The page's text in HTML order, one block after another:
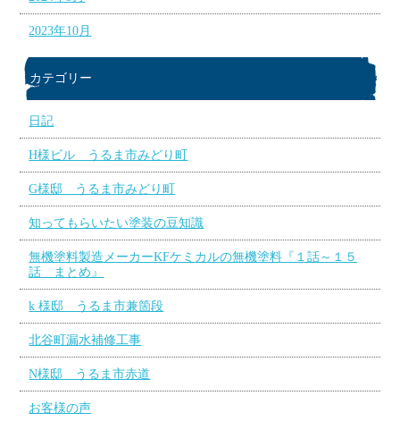
2023年10月
カテゴリー
日記
H様ビル うるま市みどり町
G様邸 うるま市みどり町
知ってもらいたい塗装の豆知識
無機塗料製造メーカーKFケミカルの無機塗料『１話～１５
話 まとめ』
k 様邸 うるま市兼箇段
北谷町漏水補修工事
N様邸 うるま市赤道
お客様の声